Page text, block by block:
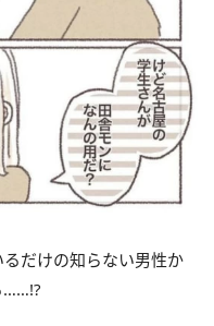
だけの知らない男性か
……!?